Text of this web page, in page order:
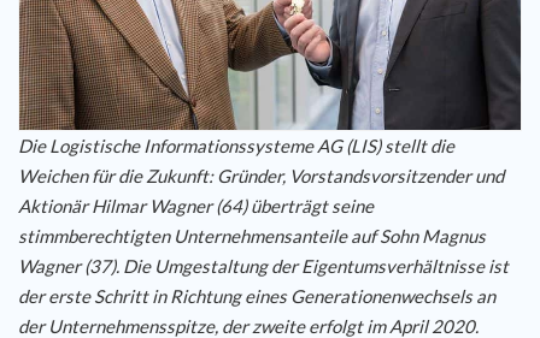
News
Kontakt
DE
Die Logistische Informationssysteme AG (LIS) stellt die
Weichen für die Zukunft: Gründer, Vorstandsvorsitzender und
Aktionär Hilmar Wagner (64) überträgt seine
stimmberechtigten Unternehmensanteile auf Sohn Magnus
Wagner (37). Die Umgestaltung der Eigentumsverhältnisse ist
der erste Schritt in Richtung eines Generationenwechsels an
der Unternehmensspitze, der zweite erfolgt im April 2020.